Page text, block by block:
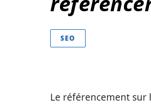
SEO
Le référencement